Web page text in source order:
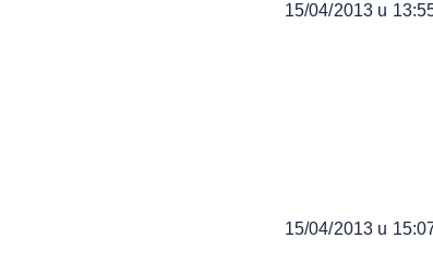
15/04/2013 u
15/04/2013 u